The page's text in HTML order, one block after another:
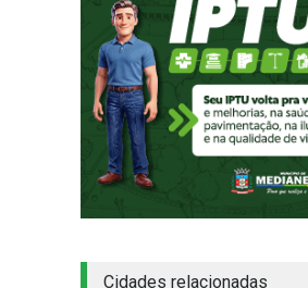
Cidades relacionadas